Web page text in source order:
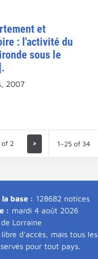
et
: l'activité du
sous le
2007
of 2 > 1–25 of 34
base : 128682 notices
: mardi 4 août 2026
Lorraine
d'accès, mais tous les
pour tout pays.